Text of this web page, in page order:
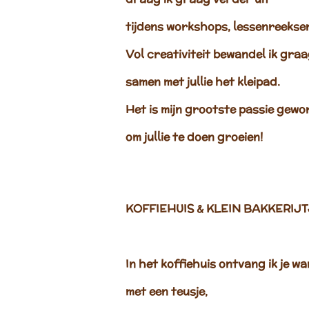
tijdens workshops,
Vol creativiteit bewandel ik
samen metjulliehet kleipad.
Het is mijngrootste passie
om jullie te doengroeien!
KOFFIEHUIS & KLEIN
In het koffiehuis ontvang ik je
met eenteusje,